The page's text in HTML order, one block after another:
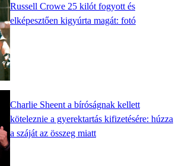
Russell Crowe 25 kilót fogyott és
elképesztően kigyúrta magát: fotó
Charlie Sheent a bíróságnak kellett
köteleznie a gyerektartás kifizetésére: húzza
a száját az összeg miatt